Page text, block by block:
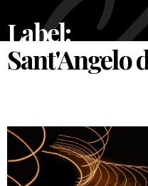
Label:
Sant'Angelo